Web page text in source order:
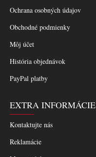
Ochrana osobných údajov
Obchodné podmienky
Môj účet
História objednávok
PayPal platby
EXTRA INFORMÁCIE
Kontaktujte nás
Reklamácie